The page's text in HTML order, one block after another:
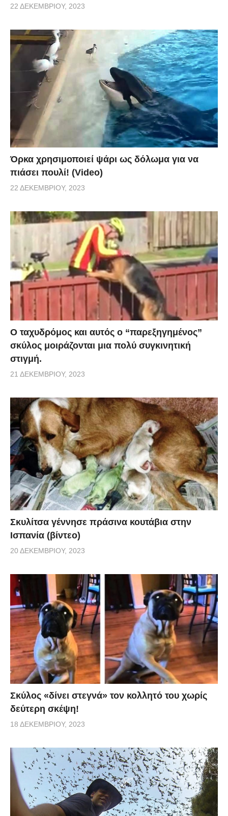
22 ΔΕΚΕΜΒΡΊΟΥ, 2023
Όρκα χρησιμοποιεί ψάρι ως δόλωμα για να
πιάσει πουλί! (Video)
22 ΔΕΚΕΜΒΡΊΟΥ, 2023
Ο ταχυδρόμος και αυτός ο “παρεξηγημένος”
σκύλος μοιράζονται μια πολύ συγκινητική
στιγμή.
21 ΔΕΚΕΜΒΡΊΟΥ, 2023
Σκυλίτσα γέννησε πράσινα κουτάβια στην
Ισπανία (βίντεο)
20 ΔΕΚΕΜΒΡΊΟΥ, 2023
Σκύλος «δίνει στεγνά» τον κολλητό του χωρίς
δεύτερη σκέψη!
18 ΔΕΚΕΜΒΡΊΟΥ, 2023